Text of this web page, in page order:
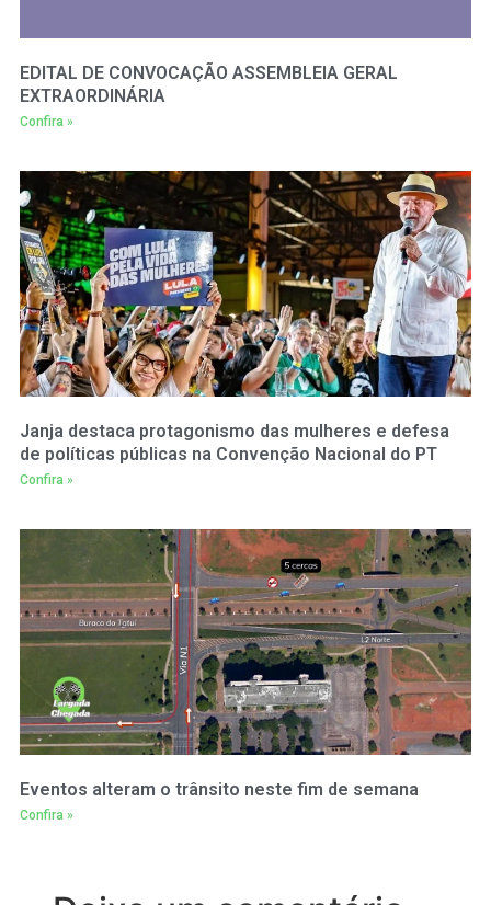
EDITAL DE CONVOCAÇÃO ASSEMBLEIA GERAL
EXTRAORDINÁRIA
Confira »
Janja destaca protagonismo das mulheres e defesa
de políticas públicas na Convenção Nacional do PT
Confira »
Eventos alteram o trânsito neste fim de semana
Confira »